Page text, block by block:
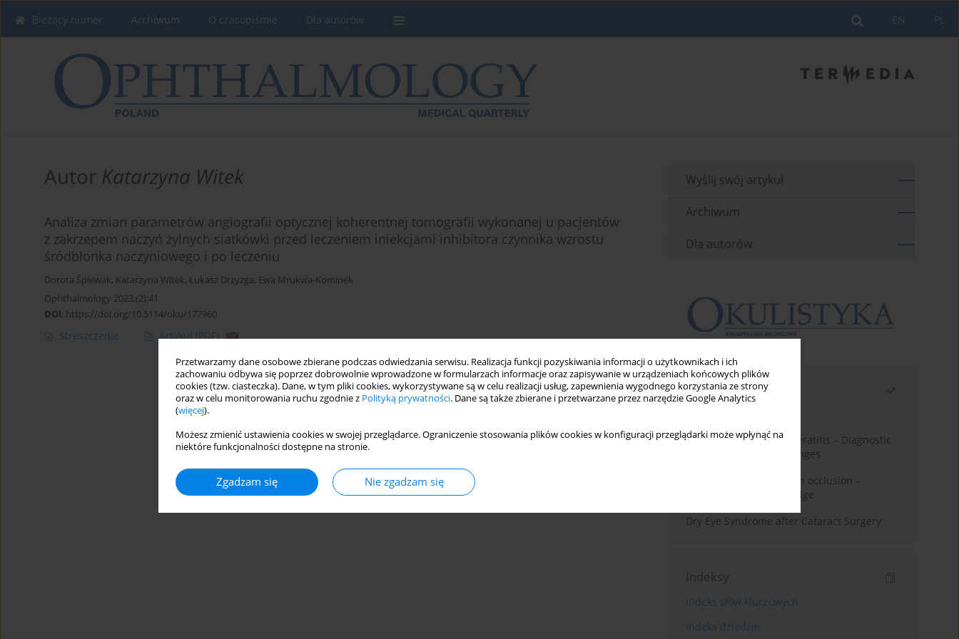
Przetwarzamy dane osobowe zbierane podczas odwiedzania serwisu. Realizacja funkcji pozyskiwania informacji o użytkownikach i ich
zachowaniu odbywa się poprzez dobrowolnie wprowadzone w formularzach informacje oraz zapisywanie w urządzeniach końcowych plików
cookies (tzw. ciasteczka). Dane, w tym pliki cookies, wykorzystywane są w celu realizacji usług, zapewnienia wygodnego korzystania ze strony
oraz w celu monitorowania ruchu zgodnie z Polityką prywatności. Dane są także zbierane i przetwarzane przez narzędzie Google Analytics
(więcej).
Możesz zmienić ustawienia cookies w swojej przeglądarce. Ograniczenie stosowania plików cookies w konfiguracji przeglądarki może wpłynąć na
niektóre funkcjonalności dostępne na stronie.
Zgadzam się Nie zgadzam się
PL
EN
Bieżący numer Archiwum O czasopiśmie Dla autorów
Autor Katarzyna Witek
Analiza zmian parametrów angiografii optycznej koherentnej tomografii wykonanej u pacjentów
z zakrzepem naczyń żylnych siatkówki przed leczeniem iniekcjami inhibitora czynnika wzrostu
śródbłonka naczyniowego i po leczeniu
Dorota Śpiewak, Katarzyna Witek, Łukasz Drzyzga, Ewa Mrukwa-Kominek
Ophthalmology 2023;(2):41
DOI: https://doi.org/10.5114/oku/177960
Streszczenie Artykuł(PDF)
Wyślij swój artykuł
Archiwum
Dla autorów
Najczęściej czytane
Herpes Simplex Virus Keratitis – Diagnostic
and Therapeutic Challenges
Treatment of retinal vein occlusion –
current state of knowledge
Dry Eye Syndrome after Cataract Surgery
Indeksy
Indeks słów kluczowych
Indeks dziedzin